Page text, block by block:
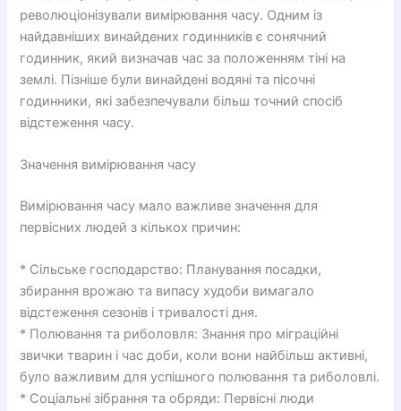
революціонізували вимірювання часу. Одним із
найдавніших винайдених годинників є сонячний
годинник, який визначав час за положенням тіні на
землі. Пізніше були винайдені водяні та пісочні
годинники, які забезпечували більш точний спосіб
відстеження часу.
Значення вимірювання часу
Вимірювання часу мало важливе значення для
первісних людей з кількох причин:
* Сільське господарство: Планування посадки,
збирання врожаю та випасу худоби вимагало
відстеження сезонів і тривалості дня.
* Полювання та риболовля: Знання про міграційні
звички тварин і час доби, коли вони найбільш активні,
було важливим для успішного полювання та риболовлі.
* Соціальні зібрання та обряди: Первісні люди